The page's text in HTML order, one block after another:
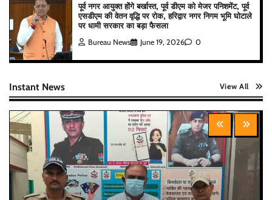
पूर्व नगर आयुक्त होंगे बर्खास्त, पूर्व डीएम को मेजर पनिशमेंट, पूर्व
एसडीएम की वेतन वृद्धि पर रोक, हरिद्वार नगर निगम भूमि घोटाले
पर धामी सरकार का बड़ा फैसला
Bureau News June 19, 2026 0
Instant News View All